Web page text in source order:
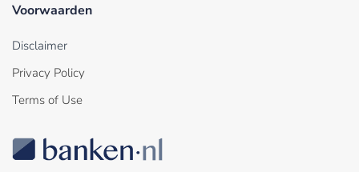
Voorwaarden
Disclaimer
Privacy Policy
Terms of Use